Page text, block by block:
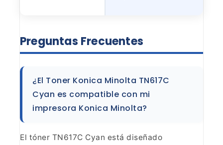
Preguntas Frecuentes
¿El Toner Konica Minolta TN617C
Cyan es compatible con mi
impresora Konica Minolta?
El tóner TN617C Cyan está diseñado